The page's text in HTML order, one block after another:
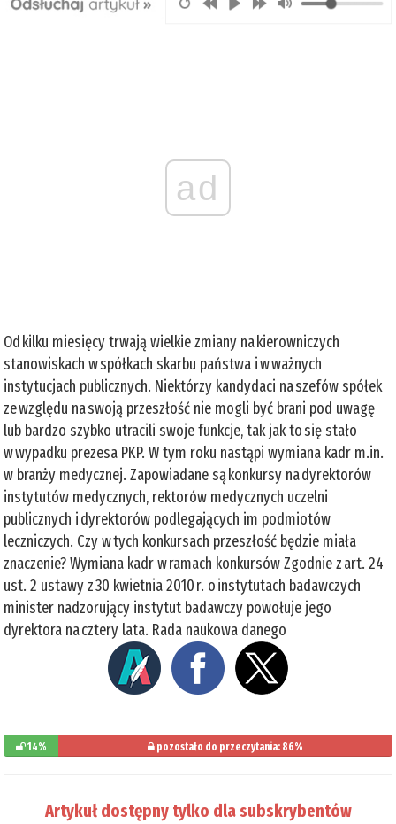
ad
Od kilku miesięcy trwają wielkie zmiany na kierowniczych
stanowiskach w spółkach skarbu państwa i w ważnych
instytucjach publicznych. Niektórzy kandydaci na szefów spółek
ze względu na swoją przeszłość nie mogli być brani pod uwagę
lub bardzo szybko utracili swoje funkcje, tak jak to się stało
w wypadku prezesa PKP. W tym roku nastąpi wymiana kadr m.in.
w branży medycznej. Zapowiadane są konkursy na dyrektorów
instytutów medycznych, rektorów medycznych uczelni
publicznych i dyrektorów podlegających im podmiotów
leczniczych. Czy w tych konkursach przeszłość będzie miała
znaczenie? Wymiana kadr w ramach konkursów Zgodnie z art. 24
ust. 2 ustawy z 30 kwietnia 2010 r. o instytutach badawczych
minister nadzorujący instytut badawczy powołuje jego
dyrektora na cztery lata. Rada naukowa danego
14% pozostało do przeczytania: 86%
Artykuł dostępny tylko dla subskrybentów